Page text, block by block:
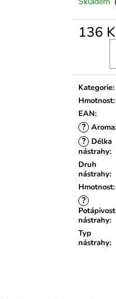
136
Kategorie:
Hmotnost:
EAN:
? Aroma:
?
Délka
nástrahy:
Druh
nástrahy:
Hmotnost:
?
Potápivost
nástrahy:
Typ
nástrahy: